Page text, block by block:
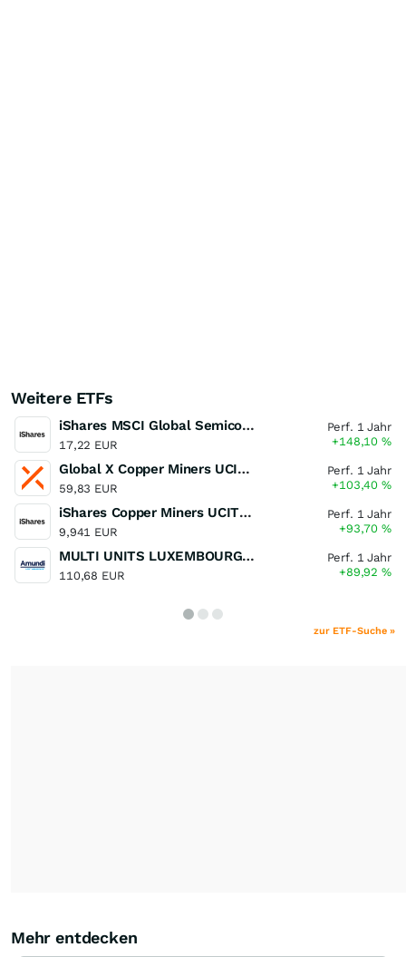
Weitere ETFs
iShares MSCI Global Semiconductors UCITS ETF USD (Acc)
17,22 EUR
Perf. 1 Jahr
+148,10%
Global X Copper Miners UCITS ETF USD Acc
59,83 EUR
Perf. 1 Jahr
+103,40%
iShares Copper Miners UCITS ETF
9,941 EUR
Perf. 1 Jahr
+93,70%
MULTI UNITS LUXEMBOURG - Lyxor MSCI Semiconductors ESG Filtered
110,68 EUR
Perf. 1 Jahr
+89,92%
zur ETF-Suche »
Mehr entdecken